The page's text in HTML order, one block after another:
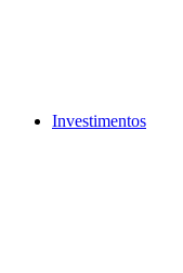
Investimentos